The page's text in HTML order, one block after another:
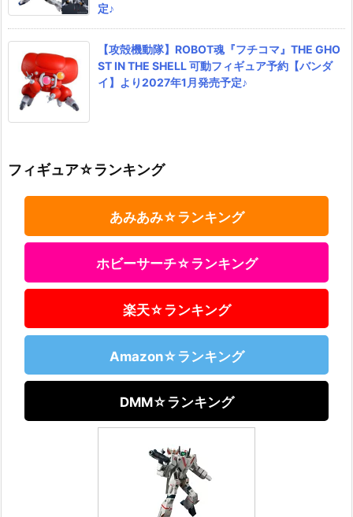
定♪
【攻殻機動隊】ROBOT魂『フチコマ』THE GHO
ST IN THE SHELL 可動フィギュア予約【バンダ
イ】より2027年1月発売予定♪
フィギュア☆ランキング
あみあみ☆ランキング
ホビーサーチ☆ランキング
楽天☆ランキング
Amazon☆ランキング
DMM☆ランキング